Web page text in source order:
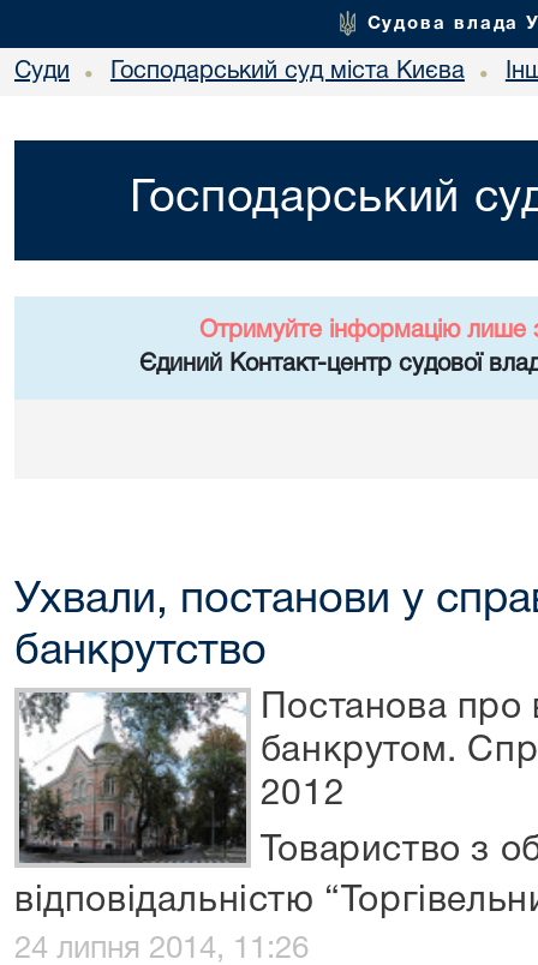
Судова влада
Суди • Господарський суд міста Києва •
Господарський
Отримуйте інформацію лише
Єдиний Контакт-центр судової
Ухвали, постанови у
банкрутство
Постанова
банкрутом.
2012
Товариство з
відповідальністю
24 липня 2014, 11:26